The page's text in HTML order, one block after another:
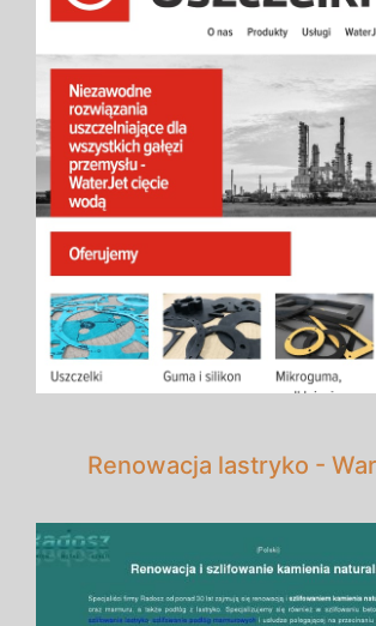
Renowacja lastryko -